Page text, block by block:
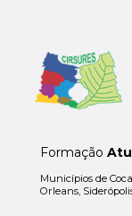
Formação
Municípios de
Orleans,